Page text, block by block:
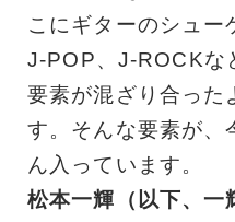
こにギターのシュー
J-POP、J-ROCKな
要素が混ざり合った
す。そんな要素が、
ん入っています。
松本一輝（以下、一